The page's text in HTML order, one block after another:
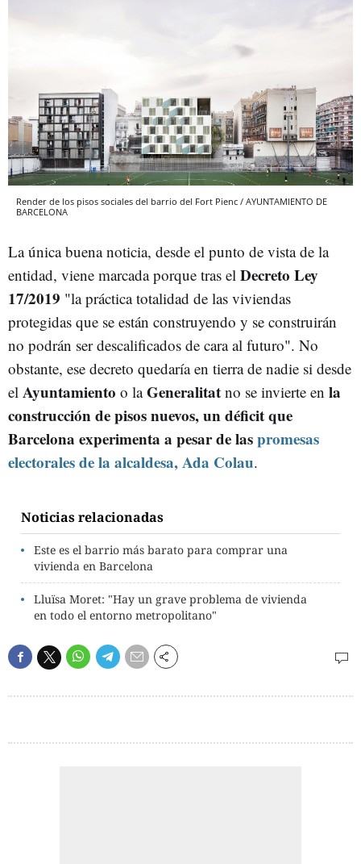
Render de los pisos sociales del barrio del Fort Pienc / AYUNTAMIENTO DE
BARCELONA
La única buena noticia, desde el punto de vista de la
entidad, viene marcada porque tras el Decreto Ley
17/2019 "la práctica totalidad de las viviendas
protegidas que se están construyendo y se construirán
no podrán ser descalificados de cara al futuro". No
obstante, ese decreto quedaría en tierra de nadie si desde
el Ayuntamiento o laGeneralitat no se invierte en la
construcción de pisos nuevos, un déficit que
Barcelona experimenta a pesar de laspromesas
electorales de la alcaldesa, Ada Colau.
Noticias relacionadas
Este es el barrio más barato para comprar una
vivienda en Barcelona
Lluïsa Moret: "Hay un grave problema de vivienda
en todo el entorno metropolitano"